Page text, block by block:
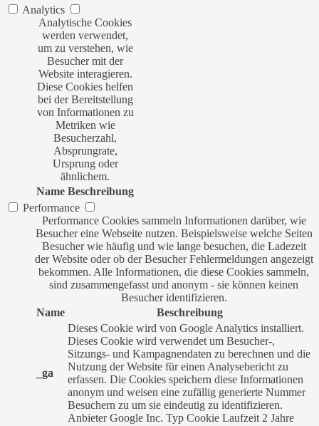
Analytics
Analytische Cookies
werden verwendet,
um zu verstehen, wie
Besucher mit der
Website interagieren.
Diese Cookies helfen
bei der Bereitstellung
von Informationen zu
Metriken wie
Besucherzahl,
Absprungrate,
Ursprung oder
ähnlichem.
Name Beschreibung
Performance
Performance Cookies sammeln Informationen darüber, wie
Besucher eine Webseite nutzen. Beispielsweise welche Seiten
Besucher wie häufig und wie lange besuchen, die Ladezeit
der Website oder ob der Besucher Fehlermeldungen angezeigt
bekommen. Alle Informationen, die diese Cookies sammeln,
sind zusammengefasst und anonym - sie können keinen
Besucher identifizieren.
Name
Beschreibung
_ga
Dieses Cookie wird von Google Analytics installiert.
Dieses Cookie wird verwendet um Besucher-,
Sitzungs- und Kampagnendaten zu berechnen und die
Nutzung der Website für einen Analysebericht zu
erfassen. Die Cookies speichern diese Informationen
anonym und weisen eine zufällig generierte Nummer
Besuchern zu um sie eindeutig zu identifizieren.
Anbieter Google Inc. Typ Cookie Laufzeit 2 Jahre